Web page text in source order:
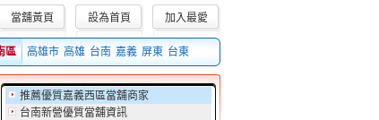
合全省優質的當舖融資週轉信息。
當舖黃頁 設為首頁 加入最愛
區 高雄市 高雄 台南 嘉義 屏東 台東
推薦優質嘉義西區當舖商家
台南新營優質當舖資訊